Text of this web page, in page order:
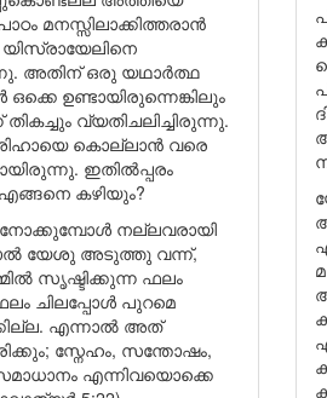
മനസ്സിലാക്കിത്തരാൻ
അതിന് ഒരു യഥാർത്ഥ
ഒക്കെ ഉണ്ടായിരുന്നെങ്കിലും
തികച്ചും വ്യതിചലിച്ചിരുന്നു.
കൊല്ലാൻ വരെ
ഇതിൽപ്പരം
കഴിയും?
നോക്കുമ്പോൾ നല്ലവരായി
യേശു അടുത്തു വന്ന്,
സൃഷ്ടിക്കുന്ന ഫലം
ചിലപ്പോൾ പുറമെ
എന്നാൽ അത്
സ്നേഹം, സന്തോഷം,
എന്നിവയൊക്കെ